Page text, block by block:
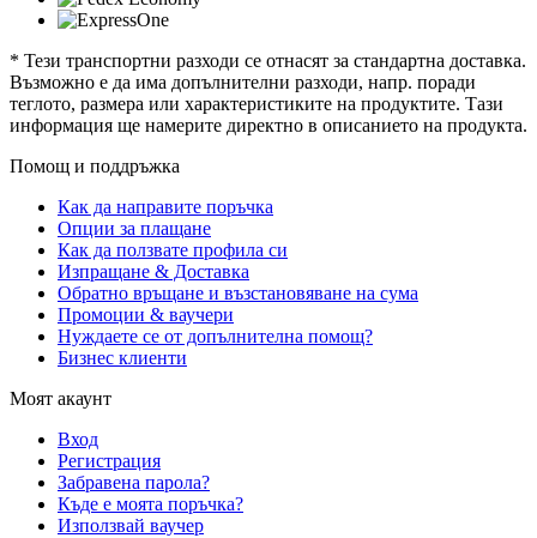
* Тези транспортни разходи се отнасят за стандартна доставка.
Възможно е да има допълнителни разходи, напр. поради
теглото, размера или характеристиките на продуктите. Тази
информация ще намерите директно в описанието на продукта.
Помощ и поддръжка
Как да направите поръчка
Опции за плащане
Как да ползвате профила си
Изпращане & Доставка
Обратно връщане и възстановяване на сума
Промоции & ваучери
Нуждаете се от допълнителна помощ?
Бизнес клиенти
Моят акаунт
Вход
Регистрация
Забравена парола?
Къде е моята поръчка?
Използвай ваучер